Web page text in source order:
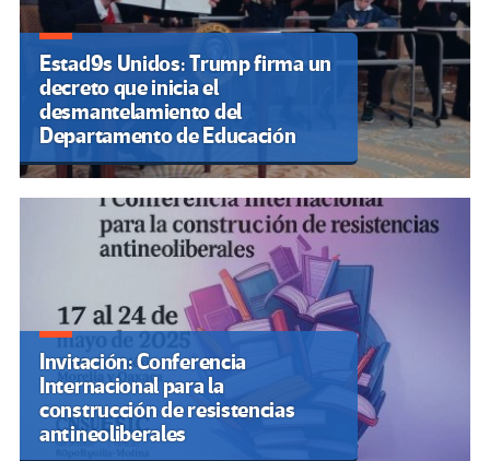
Estad9s Unidos: Trump firma un
decreto que inicia el
desmantelamiento del
Departamento de Educación
Invitación: Conferencia
Internacional para la
construcción de resistencias
antineoliberales